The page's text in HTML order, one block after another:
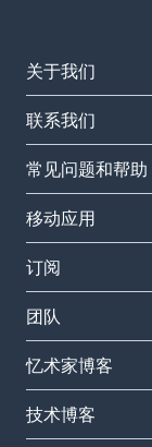
关于我们
联系我们
常见问题和帮助
移动应用
订阅
团队
忆术家博客
技术博客